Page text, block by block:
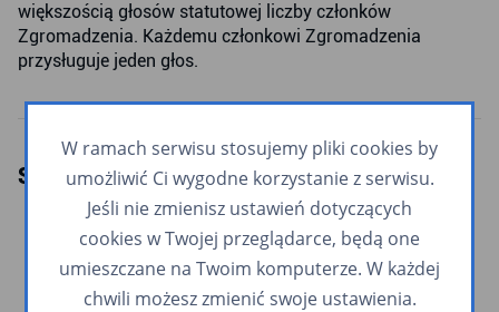
większością głosów statutowej liczby członków
Zgromadzenia. Każdemu członkowi Zgromadzenia
przysługuje jeden głos.
SKŁAD ZGROMADZENIA MZKZG
Piotr Borawski
Miasto Gdańsk
W ramach serwisu stosujemy pliki cookies by
umożliwić Ci wygodne korzystanie z serwisu.
Jeśli nie zmienisz ustawień dotyczących
cookies w Twojej przeglądarce, będą one
umieszczane na Twoim komputerze. W każdej
chwili możesz zmienić swoje ustawienia.